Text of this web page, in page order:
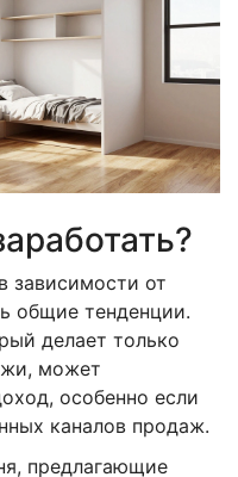
зависимости от
общие тенденции.
делает только
может
особенно если
каналов продаж.
предлагающие